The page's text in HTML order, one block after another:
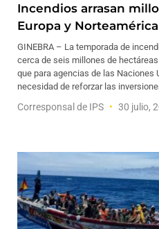
Incendios arrasan
Europa y Norteamérica
GINEBRA – La temporada de
cerca de seis millones de
que para agencias de las Naciones
necesidad de reforzar las
Corresponsal de IPS 30 julio,